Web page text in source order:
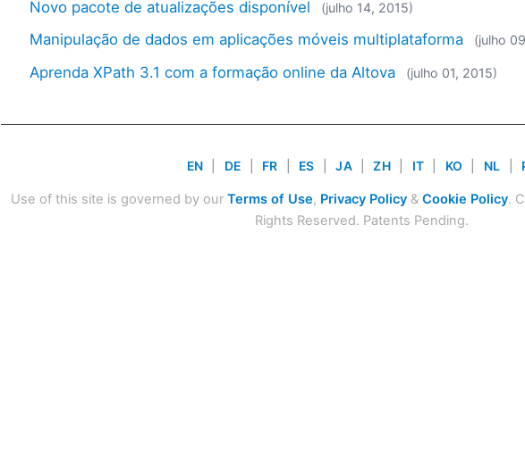
Novo pacote de atualizações disponível (julho 14, 2015)
Manipulação de dados em aplicações móveis multiplataforma (julho
Aprenda XPath 3.1 com a formação online da Altova (julho 01, 2015)
EN DE FR ES JA ZH IT KO NL
Use of this site is governed by our Terms of Use, Privacy Policy& Cookie Policy.
Rights Reserved. Patents Pending.